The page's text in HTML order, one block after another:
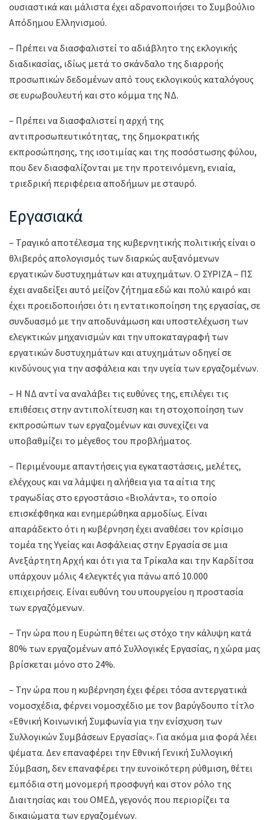
ουσιαστικά και μάλιστα έχει αδρανοποιήσει το Συμβούλιο
Απόδημου Ελληνισμού.
– Πρέπει να διασφαλιστεί το αδιάβλητο της εκλογικής
διαδικασίας, ιδίως μετά το σκάνδαλο της διαρροής
προσωπικών δεδομένων από τους εκλογικούς καταλόγους
σε ευρωβουλευτή και στο κόμμα της ΝΔ.
– Πρέπει να διασφαλιστεί η αρχή της
αντιπροσωπευτικότητας, της δημοκρατικής
εκπροσώπησης, της ισοτιμίας και της ποσόστωσης φύλου,
που δεν διασφαλίζονται με την προτεινόμενη, ενιαία,
τριεδρική περιφέρεια αποδήμων με σταυρό.
Εργασιακά
– Τραγικό αποτέλεσμα της κυβερνητικής πολιτικής είναι ο
θλιβερός απολογισμός των διαρκώς αυξανόμενων
εργατικών δυστυχημάτων και ατυχημάτων. Ο ΣΥΡΙΖΑ – ΠΣ
έχει αναδείξει αυτό μείζον ζήτημα εδώ και πολύ καιρό και
έχει προειδοποιήσει ότι η εντατικοποίηση της εργασίας, σε
συνδυασμό με την αποδυνάμωση και υποστελέχωση των
ελεγκτικών μηχανισμών και την υποκαταγραφή των
εργατικών δυστυχημάτων και ατυχημάτων οδηγεί σε
κινδύνους για την ασφάλεια και την υγεία των εργαζομένων.
– Η ΝΔ αντί να αναλάβει τις ευθύνες της, επιλέγει τις
επιθέσεις στην αντιπολίτευση και τη στοχοποίηση των
εκπροσώπων των εργαζομένων και συνεχίζει να
υποβαθμίζει το μέγεθος του προβλήματος.
– Περιμένουμε απαντήσεις για εγκαταστάσεις, μελέτες,
ελέγχους και να λάμψει η αλήθεια για τα αίτια της
τραγωδίας στο εργοστάσιο «Βιολάντα», το οποίο
επισκέφθηκα και ενημερώθηκα αρμοδίως. Είναι
απαράδεκτο ότι η κυβέρνηση έχει αναθέσει τον κρίσιμο
τομέα της Υγείας και Ασφάλειας στην Εργασία σε μια
Ανεξάρτητη Αρχή και ότι για τα Τρίκαλα και την Καρδίτσα
υπάρχουν μόλις 4 ελεγκτές για πάνω από 10.000
επιχειρήσεις. Είναι ευθύνη του υπουργείου η προστασία
των εργαζόμενων.
– Την ώρα που η Ευρώπη θέτει ως στόχο την κάλυψη κατά
80% των εργαζομένων από Συλλογικές Εργασίας, η χώρα μας
βρίσκεται μόνο στο 24%.
– Την ώρα που η κυβέρνηση έχει φέρει τόσα αντεργατικά
νομοσχέδια, φέρνει νομοσχέδιο με τον βαρύγδουπο τίτλο
«Εθνική Κοινωνική Συμφωνία για την ενίσχυση των
Συλλογικών Συμβάσεων Εργασίας». Για ακόμα μια φορά λέει
ψέματα. Δεν επαναφέρει την Εθνική Γενική Συλλογική
Σύμβαση, δεν επαναφέρει την ευνοϊκότερη ρύθμιση, θέτει
εμπόδια στη μονομερή προσφυγή και στον ρόλο της
Διαιτησίας και του ΟΜΕΔ, γεγονός που περιορίζει τα
δικαιώματα των εργαζομένων.